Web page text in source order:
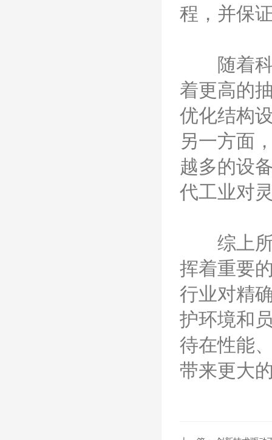
程，并保
随着科
着更高的
优化结构
另一方面
越多的设
代工业对
综上所
挥着重要
行业对精
护环境和
待在性能
带来更大